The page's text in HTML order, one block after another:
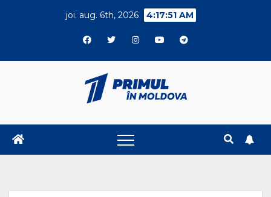
joi. aug. 6th, 2026 4:17:51 AM